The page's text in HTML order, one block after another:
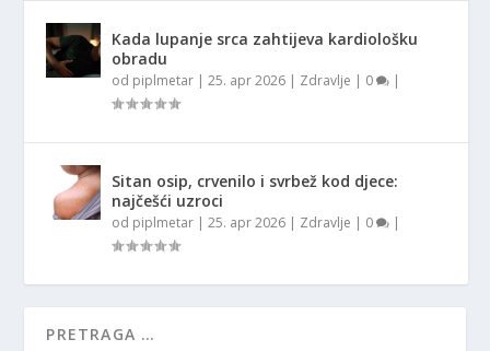
Kada lupanje srca zahtijeva kardiološku
obradu
od piplmetar |25. apr 2026 | Zdravlje | 0 |
Sitan osip, crvenilo i svrbež kod djece:
najčešći uzroci
od piplmetar |25. apr 2026 | Zdravlje | 0 |